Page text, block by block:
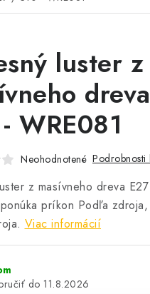
luster z
WRE081
Neohodnotené Podrobnosti
z masívneho dreva
príkon Podľa
Viac informácií
11.8.2026